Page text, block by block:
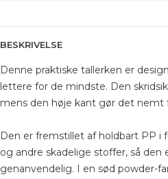
BESKRIVELSE
Denne praktiske tallerken er
lettere for de mindste. Den
mens den høje kant gør det nemt
Den er fremstillet af holdbart PP i
og andre skadelige stoffer, så den
genanvendelig. I en sød powder-